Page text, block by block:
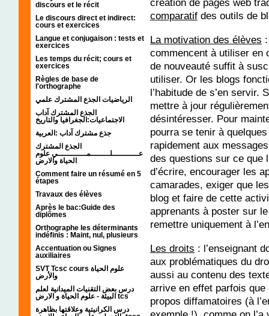
discours et le récit
Le discours direct et indirect:
cours et exercices
Langue et conjugaison : tests et
exercices
Les temps du récit; cours et
exercices
Règles de base de
l'orthographe
الرياضيات الجذع المشترك علمي
الجذع المشترك آداب
الاجتماعيات:الجغرافيا والتاريخ
جذع مشترك آداب :العربية
الجذع المشترك
عـــــــــــلــــــــمــــــــــــي علوم
الحياة والارض
Comment faire un résumé en 5
étapes
Travaux des élèves
Après le bac:Guide des
diplômes
Orthographe les déterminants
indéfinis : Maint, nul, plusieurs
Accentuation ou Signes
auxiliaires
SVT Tcsc cours علوم الحياة
والأرض
درس بعض التقنيات الميدانية لعلم
البيئة - علوم الحياة و الارض tcs
درس الكرانيتية وعلاقتها بظاهرة
comparatif des outils de
La motivation des élèves
commencent à utiliser en
de nouveauté suffit à
utiliser. Or les blogs
l’habitude de s’en servir.
mettre à jour
désintéresser. Pour
pourra se tenir à
rapidement aux
des questions sur ce que
d’écrire, encourager les
camarades, exiger que
blog et faire de cette
apprenants à poster sur
remettre uniquement à
Les droits : l’enseignant
aux problématiques du
aussi au contenu des
arrive en effet parfois
propos diffamatoires (à